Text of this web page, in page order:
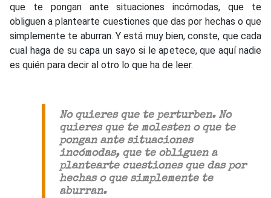
que te pongan ante situaciones incómodas, que te
obliguen a plantearte cuestiones que das por hechas o que
simplemente te aburran. Y está muy bien, conste, que cada
cual haga de su capa un sayo si le apetece, que aquí nadie
es quién para decir al otro lo que ha de leer.
No quieres que te perturben. No
quieres que te molesten o que te
pongan ante situaciones
incómodas, que te obliguen a
plantearte cuestiones que das por
hechas o que simplemente te
aburran.